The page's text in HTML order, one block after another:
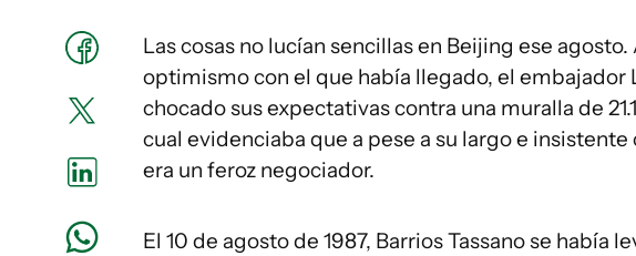
Las cosas no lucían sencillas en Beijing ese
optimismo con el que había llegado, el embajador
chocado sus expectativas contra una muralla de
cual evidenciaba que a pese a su largo e
era un feroz negociador.
El 10 de agosto de 1987, Barrios Tassano se había